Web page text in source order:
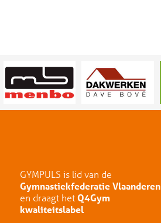
GYMPULS is lid van de
Gymnastiekfederatie Vlaanderen
en draagt hetQ4Gym
kwaliteitslabel